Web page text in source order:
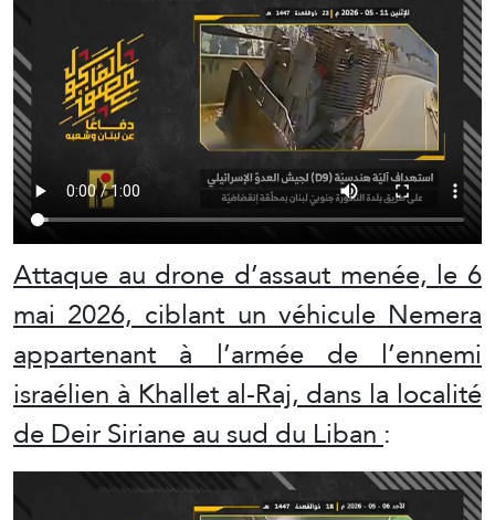
Attaque au drone d’assaut menée, le 6
mai 2026, ciblant un véhicule Nemera
appartenant à l’armée de l’ennemi
israélien à Khallet al-Raj, dans la localité
de Deir Siriane au sud du Liban: